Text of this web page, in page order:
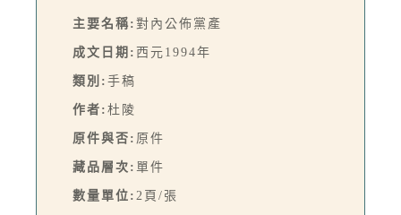
主要名稱: 對內公佈黨產
成文日期: 西元1994年
類別: 手稿
作者: 杜陵
原件與否: 原件
藏品層次: 單件
數量單位: 2頁/張